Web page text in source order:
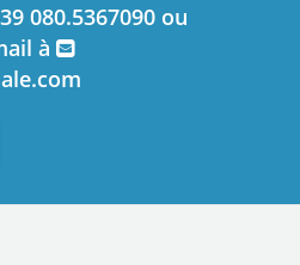
080.5367090 ou
à